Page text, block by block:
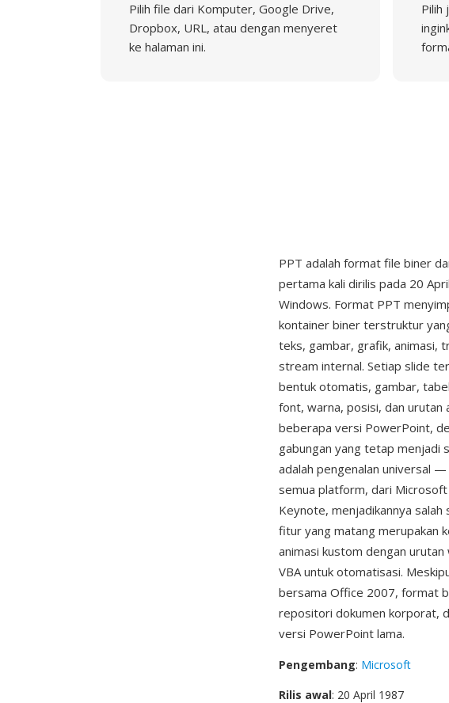
Pilih file dari Komputer, Google Drive,
Dropbox, URL, atau dengan menyeret
ke halaman ini.
Pilih
PPT adalah format file biner
pertama kali dirilis pada 20
Windows. Format PPT
kontainer biner terstruktur
teks, gambar, grafik, animasi,
stream internal. Setiap slide
bentuk otomatis, gambar,
font, warna, posisi, dan urutan
beberapa versi PowerPoint,
gabungan yang tetap menjadi
adalah pengenalan universal
semua platform, dari
Keynote, menjadikannya
fitur yang matang merupakan
animasi kustom dengan
VBA untuk otomatisasi.
bersama Office 2007, format
repositori dokumen korporat,
versi PowerPoint lama.
Pengembang: Microsoft
Rilis awal: 20 April 1987